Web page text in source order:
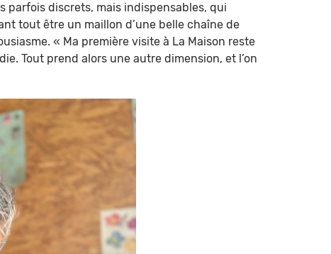
parfois discrets, mais indispensables, qui
tout être un maillon d’une belle chaîne de
« Ma première visite à La Maison reste
Tout prend alors une autre dimension, et l’on